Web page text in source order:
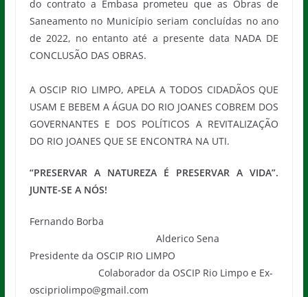
do contrato a Embasa prometeu que as Obras de
Saneamento no Município seriam concluídas no ano
de 2022, no entanto até a presente data NADA DE
CONCLUSÃO DAS OBRAS.
A OSCIP RIO LIMPO, APELA A TODOS CIDADÃOS QUE
USAM E BEBEM A ÁGUA DO RIO JOANES COBREM DOS
GOVERNANTES E DOS POLÍTICOS A REVITALIZAÇÃO
DO RIO JOANES QUE SE ENCONTRA NA UTI.
“PRESERVAR A NATUREZA É PRESERVAR A VIDA”.
JUNTE-SE A NÓS!
Fernando Borba
Alderico Sena
Presidente da OSCIP RIO LIMPO
Colaborador da OSCIP Rio Limpo e Ex-
oscipriolimpo@gmail.com